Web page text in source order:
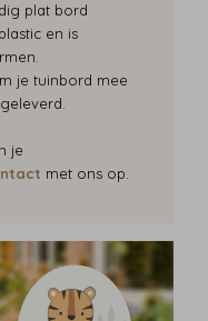
plat bord
en is
je tuinbord mee
je
met ons op.